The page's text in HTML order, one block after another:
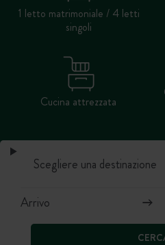
1 letto matrimoniale / 4 letti
singoli
Cucina attrezzata